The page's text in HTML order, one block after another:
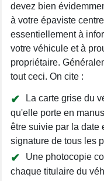
devez bien
à votre épaviste
essentiellement à
votre véhicule et à
propriétaire.
tout ceci. On cite :
La carte grise du
qu'elle porte en
être suivie par la date
signature de tous les
Une photocopie
chaque titulaire du